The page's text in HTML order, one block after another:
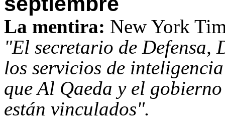
La mentira: New York
"El secretario de Defensa,
los servicios de
que Al Qaeda y el
están vinculados".